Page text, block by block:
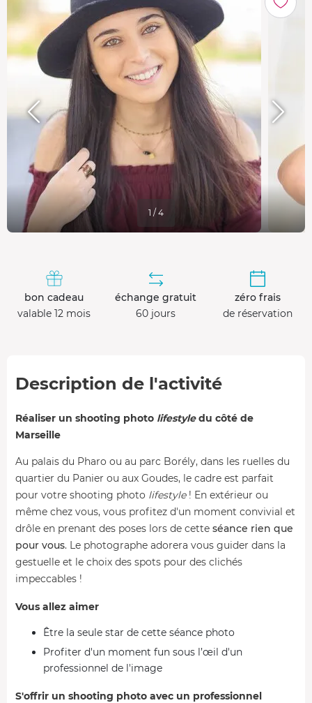
1 / 4
bon cadeau
valable 12 mois
échange gratuit
60 jours
zéro frais
de réservation
Description de l'activité
Réaliser un shooting photo lifestyledu côté de
Marseille
Au palais du Pharo ou au parc Borély, dans les ruelles du
quartier du Panier ou aux Goudes, le cadre est parfait
pour votre shooting photo lifestyle! En extérieur ou
même chez vous, vous profitez d'un moment convivial et
drôle en prenant des poses lors de cette séance rien que
pour vous. Le photographe adorera vous guider dans la
gestuelle et le choix des spots pour des clichés
impeccables !
Vous allez aimer
Être la seule star de cette séance photo
Profiter d'un moment fun sous l’œil d'un
professionnel de l'image
S'offrir un shooting photo avec un professionnel